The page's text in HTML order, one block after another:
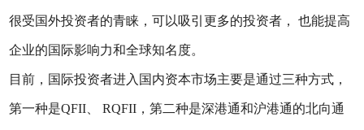
很受国外投资者的青睐，可以吸引更多的投资者， 也能提高
企业的国际影响力和全球知名度。
目前，国际投资者进入国内资本市场主要是通过三种方式，
第一种是QFII、 RQFII，第二种是深港通和沪港通的北向通